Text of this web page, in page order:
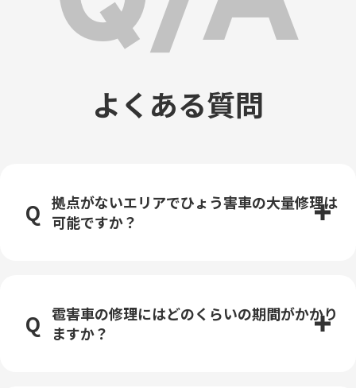
よくある質問
拠点がないエリアでひょう害車の大量修理は
可能ですか？
雹害車の修理にはどのくらいの期間がかかり
ますか？